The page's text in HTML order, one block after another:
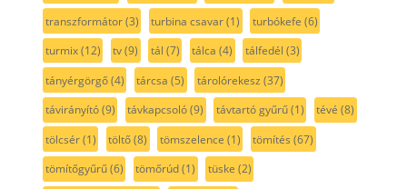
transzformátor(3) turbina csavar(1) turbókefe (6)
turmix(12) tv(9) tál (7) tálca (4) tálfedél (3)
tányérgörgő(4) tárcsa (5) tárolórekesz (37)
távirányító(9) távkapcsoló(9) távtartó gyűrű(1) tévé (8)
tölcsér(1) töltő(8) tömszelence (1) tömítés (67)
tömítőgyűrű(6) tömőrúd(1) tüske (2)